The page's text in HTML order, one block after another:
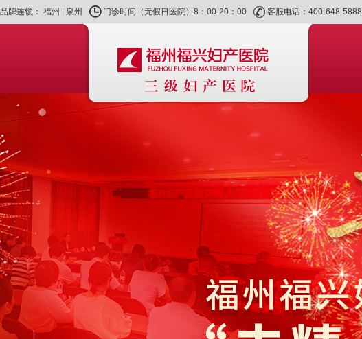
品牌连锁： 福州 泉州 门诊时间（无假日医院）8：00-20：00 客服电话：400-648-5888